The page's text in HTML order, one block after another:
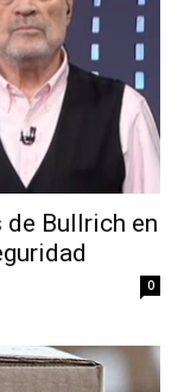
Bullrich en
0